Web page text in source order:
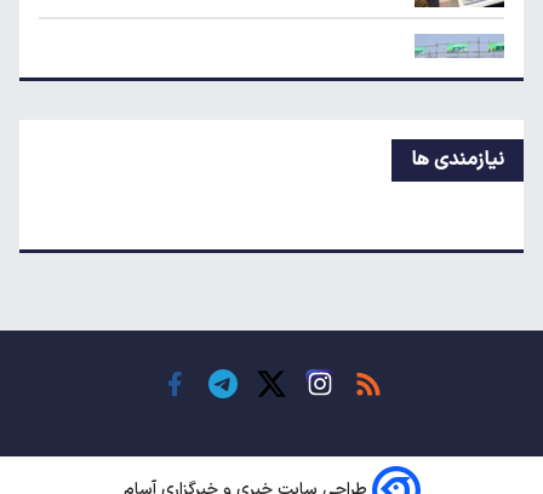
قیمت جدید بلیط اتوبوس مشهد اعلام شد
نیازمندی ها